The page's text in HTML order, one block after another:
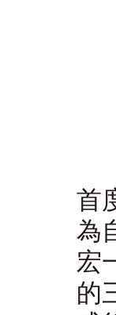
首
為
宏
的